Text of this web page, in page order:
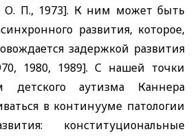
О. П., 1973]. К ним может быть
развития, которое,
задержкой развития
1980, 1989]. С нашей точки
детского аутизма Каннера
в континууме патологии
конституциональные